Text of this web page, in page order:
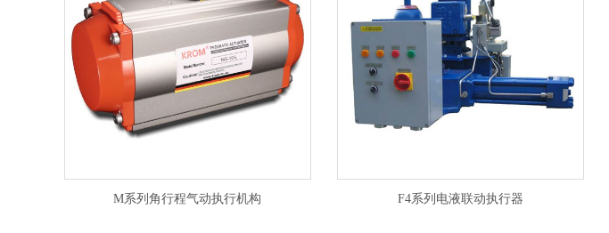
M系列角行程气动执行机构 F4系列电液联动执行器